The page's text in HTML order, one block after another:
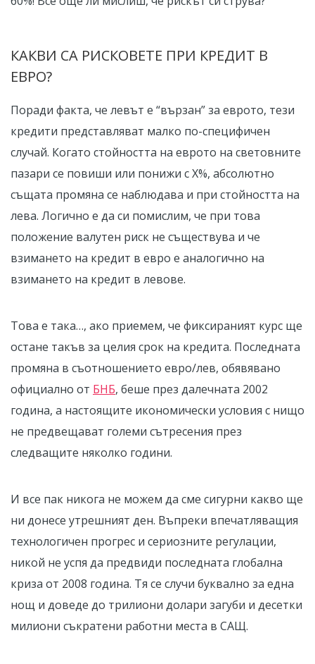
КАКВИ СА РИСКОВЕТЕ ПРИ КРЕДИТ В
ЕВРО?
Поради факта, че левът е “вързан” за еврото, тези
кредити представляват малко по-специфичен
случай. Когато стойността на еврото на световните
пазари се повиши или понижи с Х%, абсолютно
същата промяна се наблюдава и при стойността на
лева. Логично е да си помислим, че при това
положение валутен риск не съществува и че
взимането на кредит в евро е аналогично на
взимането на кредит в левове.
Това е така…, ако приемем, че фиксираният курс ще
остане такъв за целия срок на кредита. Последната
промяна в съотношението евро/лев, обявявано
официално от БНБ, беше през далечната 2002
година, а настоящите икономически условия с нищо
не предвещават големи сътресения през
следващите няколко години.
И все пак никога не можем да сме сигурни какво ще
ни донесе утрешният ден. Въпреки впечатляващия
технологичен прогрес и сериозните регулации,
никой не успя да предвиди последната глобална
криза от 2008 година. Тя се случи буквално за една
нощ и доведе до трилиони долари загуби и десетки
милиони съкратени работни места в САЩ.